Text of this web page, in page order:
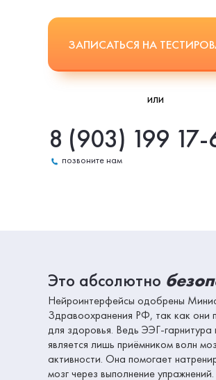
ЗАПИСАТЬСЯ НА
или
позвоните нам
8 (903) 199 17-
Это абсолютно
Нейроинтерфейсы одобрены
Здравоохранения РФ, так как они
для здоровья. Ведь ЭЭГ-гарнитура
является лишь приёмником волн
активности. Она помогает
мозг через выполнение упражнений.